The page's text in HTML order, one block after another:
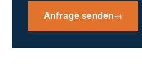
Anfrage senden→